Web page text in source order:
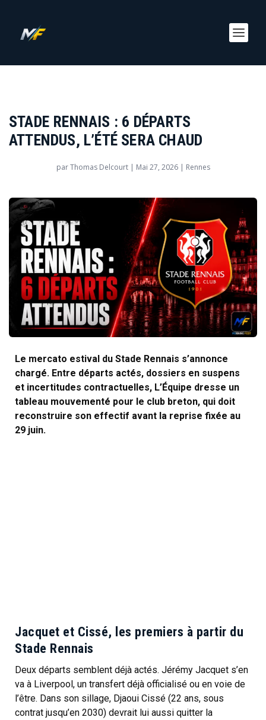
STADE RENNAIS : 6 DÉPARTS
ATTENDUS, L’ÉTÉ SERA CHAUD
parThomas Delcourt| Mai 27, 2026| Rennes
Le mercato estival du Stade Rennais s’annonce
chargé. Entre départs actés, dossiers en suspens
et incertitudes contractuelles, L’Équipe dresse un
tableau mouvementé pour le club breton, qui doit
reconstruire son effectif avant la reprise fixée au
29 juin.
Jacquet et Cissé, les premiers à partir du
Stade Rennais
Deux départs semblent déjà actés. Jérémy Jacquet s’en
va à Liverpool, un transfert déjà officialisé ou en voie de
l’être. Dans son sillage, Djaoui Cissé (22 ans, sous
contrat jusqu’en 2030) devrait lui aussi quitter la